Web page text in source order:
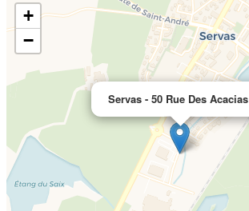
Servas - 50 Rue Des Acacias
+
−